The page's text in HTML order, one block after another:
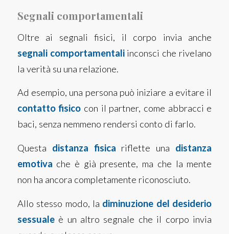
Segnali comportamentali
Oltre ai segnali fisici, il corpo invia anche
segnali comportamentaliinconsci che rivelano
la verità su una relazione.
Ad esempio, una persona può iniziare a evitare il
contatto fisico con il partner, come abbracci e
baci, senza nemmeno rendersi conto di farlo.
Questa distanza fisica riflette una distanza
emotiva che è già presente, ma che la mente
non ha ancora completamente riconosciuto.
Allo stesso modo, la diminuzione del desiderio
sessualeè un altro segnale che il corpo invia